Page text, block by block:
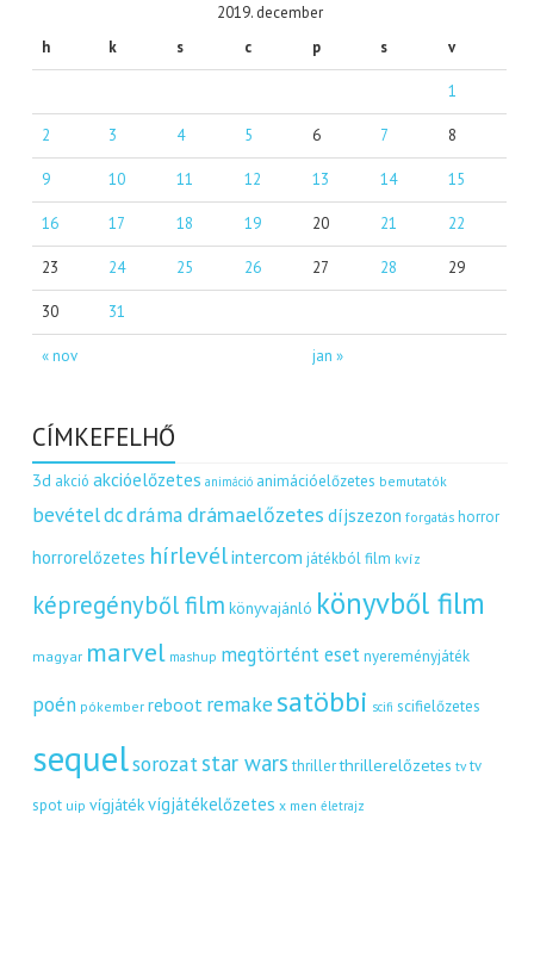
2019. december
h
k s c p s v
« nov jan »
1
2 3 4 5 6 7 8
9 10 11 12 13 14 15
16 17 18 19 20 21 22
23 24 25 26 27 28 29
30 31
CÍMKEFELHŐ
3d akció akcióelőzetes animáció animációelőzetes bemutatók
bevételdcdráma drámaelőzetes díjszezon forgatás horror
horrorelőzetes hírlevélintercom játékból film kvíz
képregényből film könyvajánló könyvből film
magyar marvel mashup megtörtént eset nyereményjáték
poén pókember reboot remakesatöbbi scifi scifielőzetes
sequelsorozatstar wars thriller thrillerelőzetes tv tv
spot uip vígjátékvígjátékelőzetes x men életrajz